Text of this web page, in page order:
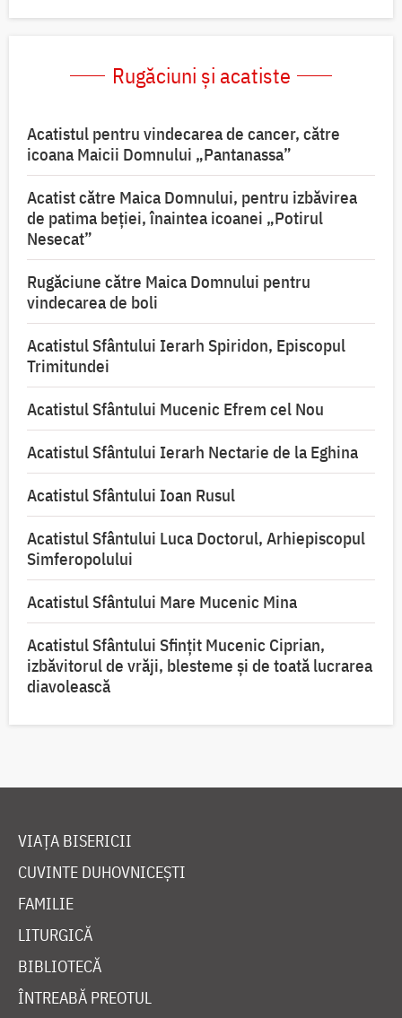
Rugăciuni și acatiste
Acatistul pentru vindecarea de cancer, către
icoana Maicii Domnului „Pantanassa”
Acatist către Maica Domnului, pentru izbăvirea
de patima beției, înaintea icoanei „Potirul
Nesecat”
Rugăciune către Maica Domnului pentru
vindecarea de boli
Acatistul Sfântului Ierarh Spiridon, Episcopul
Trimitundei
Acatistul Sfântului Mucenic Efrem cel Nou
Acatistul Sfântului Ierarh Nectarie de la Eghina
Acatistul Sfântului Ioan Rusul
Acatistul Sfântului Luca Doctorul, Arhiepiscopul
Simferopolului
Acatistul Sfântului Mare Mucenic Mina
Acatistul Sfântului Sfințit Mucenic Ciprian,
izbăvitorul de vrăji, blesteme și de toată lucrarea
diavolească
VIAȚA BISERICII
CUVINTE DUHOVNICEȘTI
FAMILIE
LITURGICĂ
BIBLIOTECĂ
ÎNTREABĂ PREOTUL